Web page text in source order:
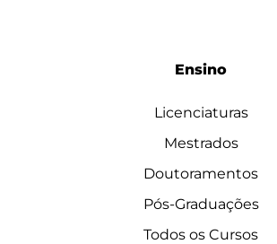
Ensino
Licenciaturas
Mestrados
Doutoramentos
Pós-Graduações
Todos os Cursos